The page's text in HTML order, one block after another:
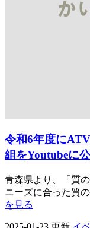
令和6年度に
組をYoutubeに
青森県より、「質
ニーズに合った質
を見る